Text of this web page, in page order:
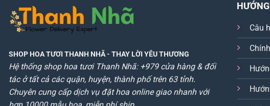
SHOP HOA TƯƠI THANH NHÃ- THAY LỜI YÊU THƯƠNG
Hệ thống shop hoa tươi Thanh Nhã: +979 cửa hàng & đối
tác ở tất cả các quận, huyện, thành phố trên 63 tỉnh.
Chuyên cung cấp dịch vụ đặt hoa online giao nhanh với
Câu